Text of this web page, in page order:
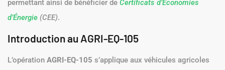
permettant ainsi de bénéficier de Certificats d’Économies
d’Énergie (CEE).
Introduction au AGRI-EQ-105
L’opération AGRI-EQ-105 s’applique aux véhicules agricoles